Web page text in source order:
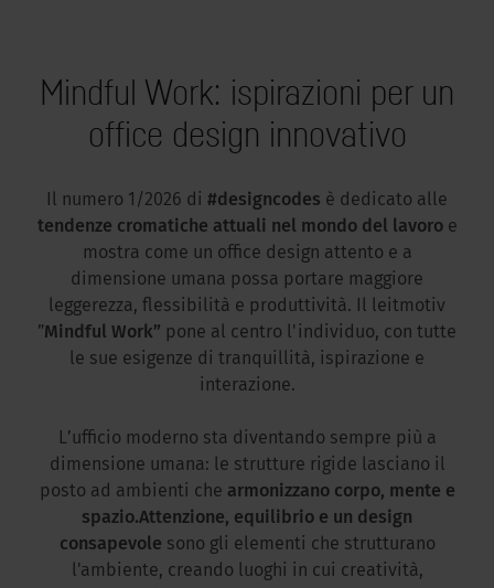
Mindful Work: ispirazioni per un
office design innovativo
Il numero 1/2026 di #designcodes è dedicato alle
tendenze cromatiche attuali nel mondo del lavoroe
mostra come un office design attento e a
dimensione umana possa portare maggiore
leggerezza, flessibilità e produttività. Il leitmotiv
”Mindful Work” pone al centro l'individuo, con tutte
le sue esigenze di tranquillità, ispirazione e
interazione.
L’ufficio moderno sta diventando sempre più a
dimensione umana: le strutture rigide lasciano il
posto ad ambienti che armonizzano corpo, mente e
spazio.Attenzione, equilibrio e un design
consapevole sono gli elementi che strutturano
l'ambiente, creando luoghi in cui creatività,